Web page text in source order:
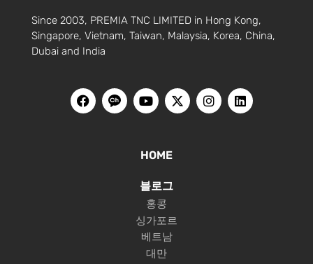
Since 2003, PREMIA TNC LIMITED in Hong Kong,
Singapore, Vietnam, Taiwan, Malaysia, Korea, China,
Dubai and India
HOME
블로그
홍콩
싱가포르
베트남
대만